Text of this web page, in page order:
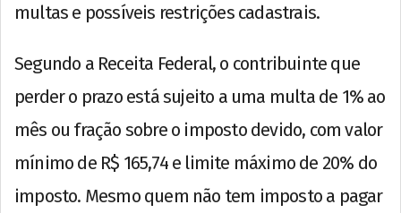
multas e possíveis restrições cadastrais.
Segundo a Receita Federal, o contribuinte que
perder o prazo está sujeito a uma multa de 1% ao
mês ou fração sobre o imposto devido, com valor
mínimo de R$ 165,74 e limite máximo de 20% do
imposto. Mesmo quem não tem imposto a pagar